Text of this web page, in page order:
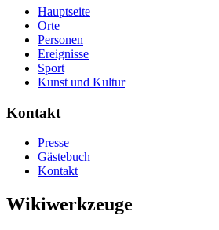
Hauptseite
Orte
Personen
Ereignisse
Sport
Kunst und Kultur
Kontakt
Presse
Gästebuch
Kontakt
Wikiwerkzeuge